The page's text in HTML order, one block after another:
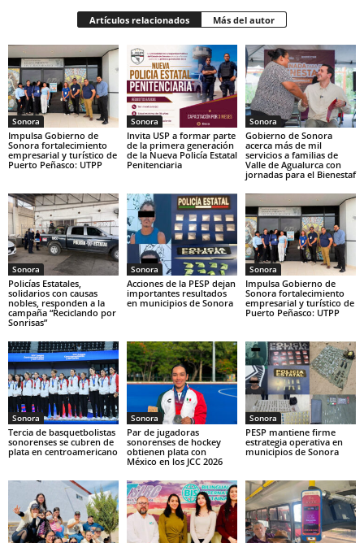
Artículos relacionados Más del autor
Sonora
Impulsa Gobierno de
Sonora fortalecimiento
empresarial y turístico de
Puerto Peñasco: UTPP
Sonora
Invita USP a formar parte
de la primera generación
de la Nueva Policía Estatal
Penitenciaria
Sonora
Gobierno de Sonora
acerca más de mil
servicios a familias de
Valle de Agualurca con
jornadas para el Bienestaf
Sonora
Policías Estatales,
solidarios con causas
nobles, responden a la
campaña “Reciclando por
Sonrisas”
Sonora
Acciones de la PESP dejan
importantes resultados
en municipios de Sonora
Sonora
Impulsa Gobierno de
Sonora fortalecimiento
empresarial y turístico de
Puerto Peñasco: UTPP
Sonora
Tercia de basquetbolistas
sonorenses se cubren de
plata en centroamericano
Sonora
Par de jugadoras
sonorenses de hockey
obtienen plata con
México en los JCC 2026
Sonora
PESP mantiene firme
estrategia operativa en
municipios de Sonora